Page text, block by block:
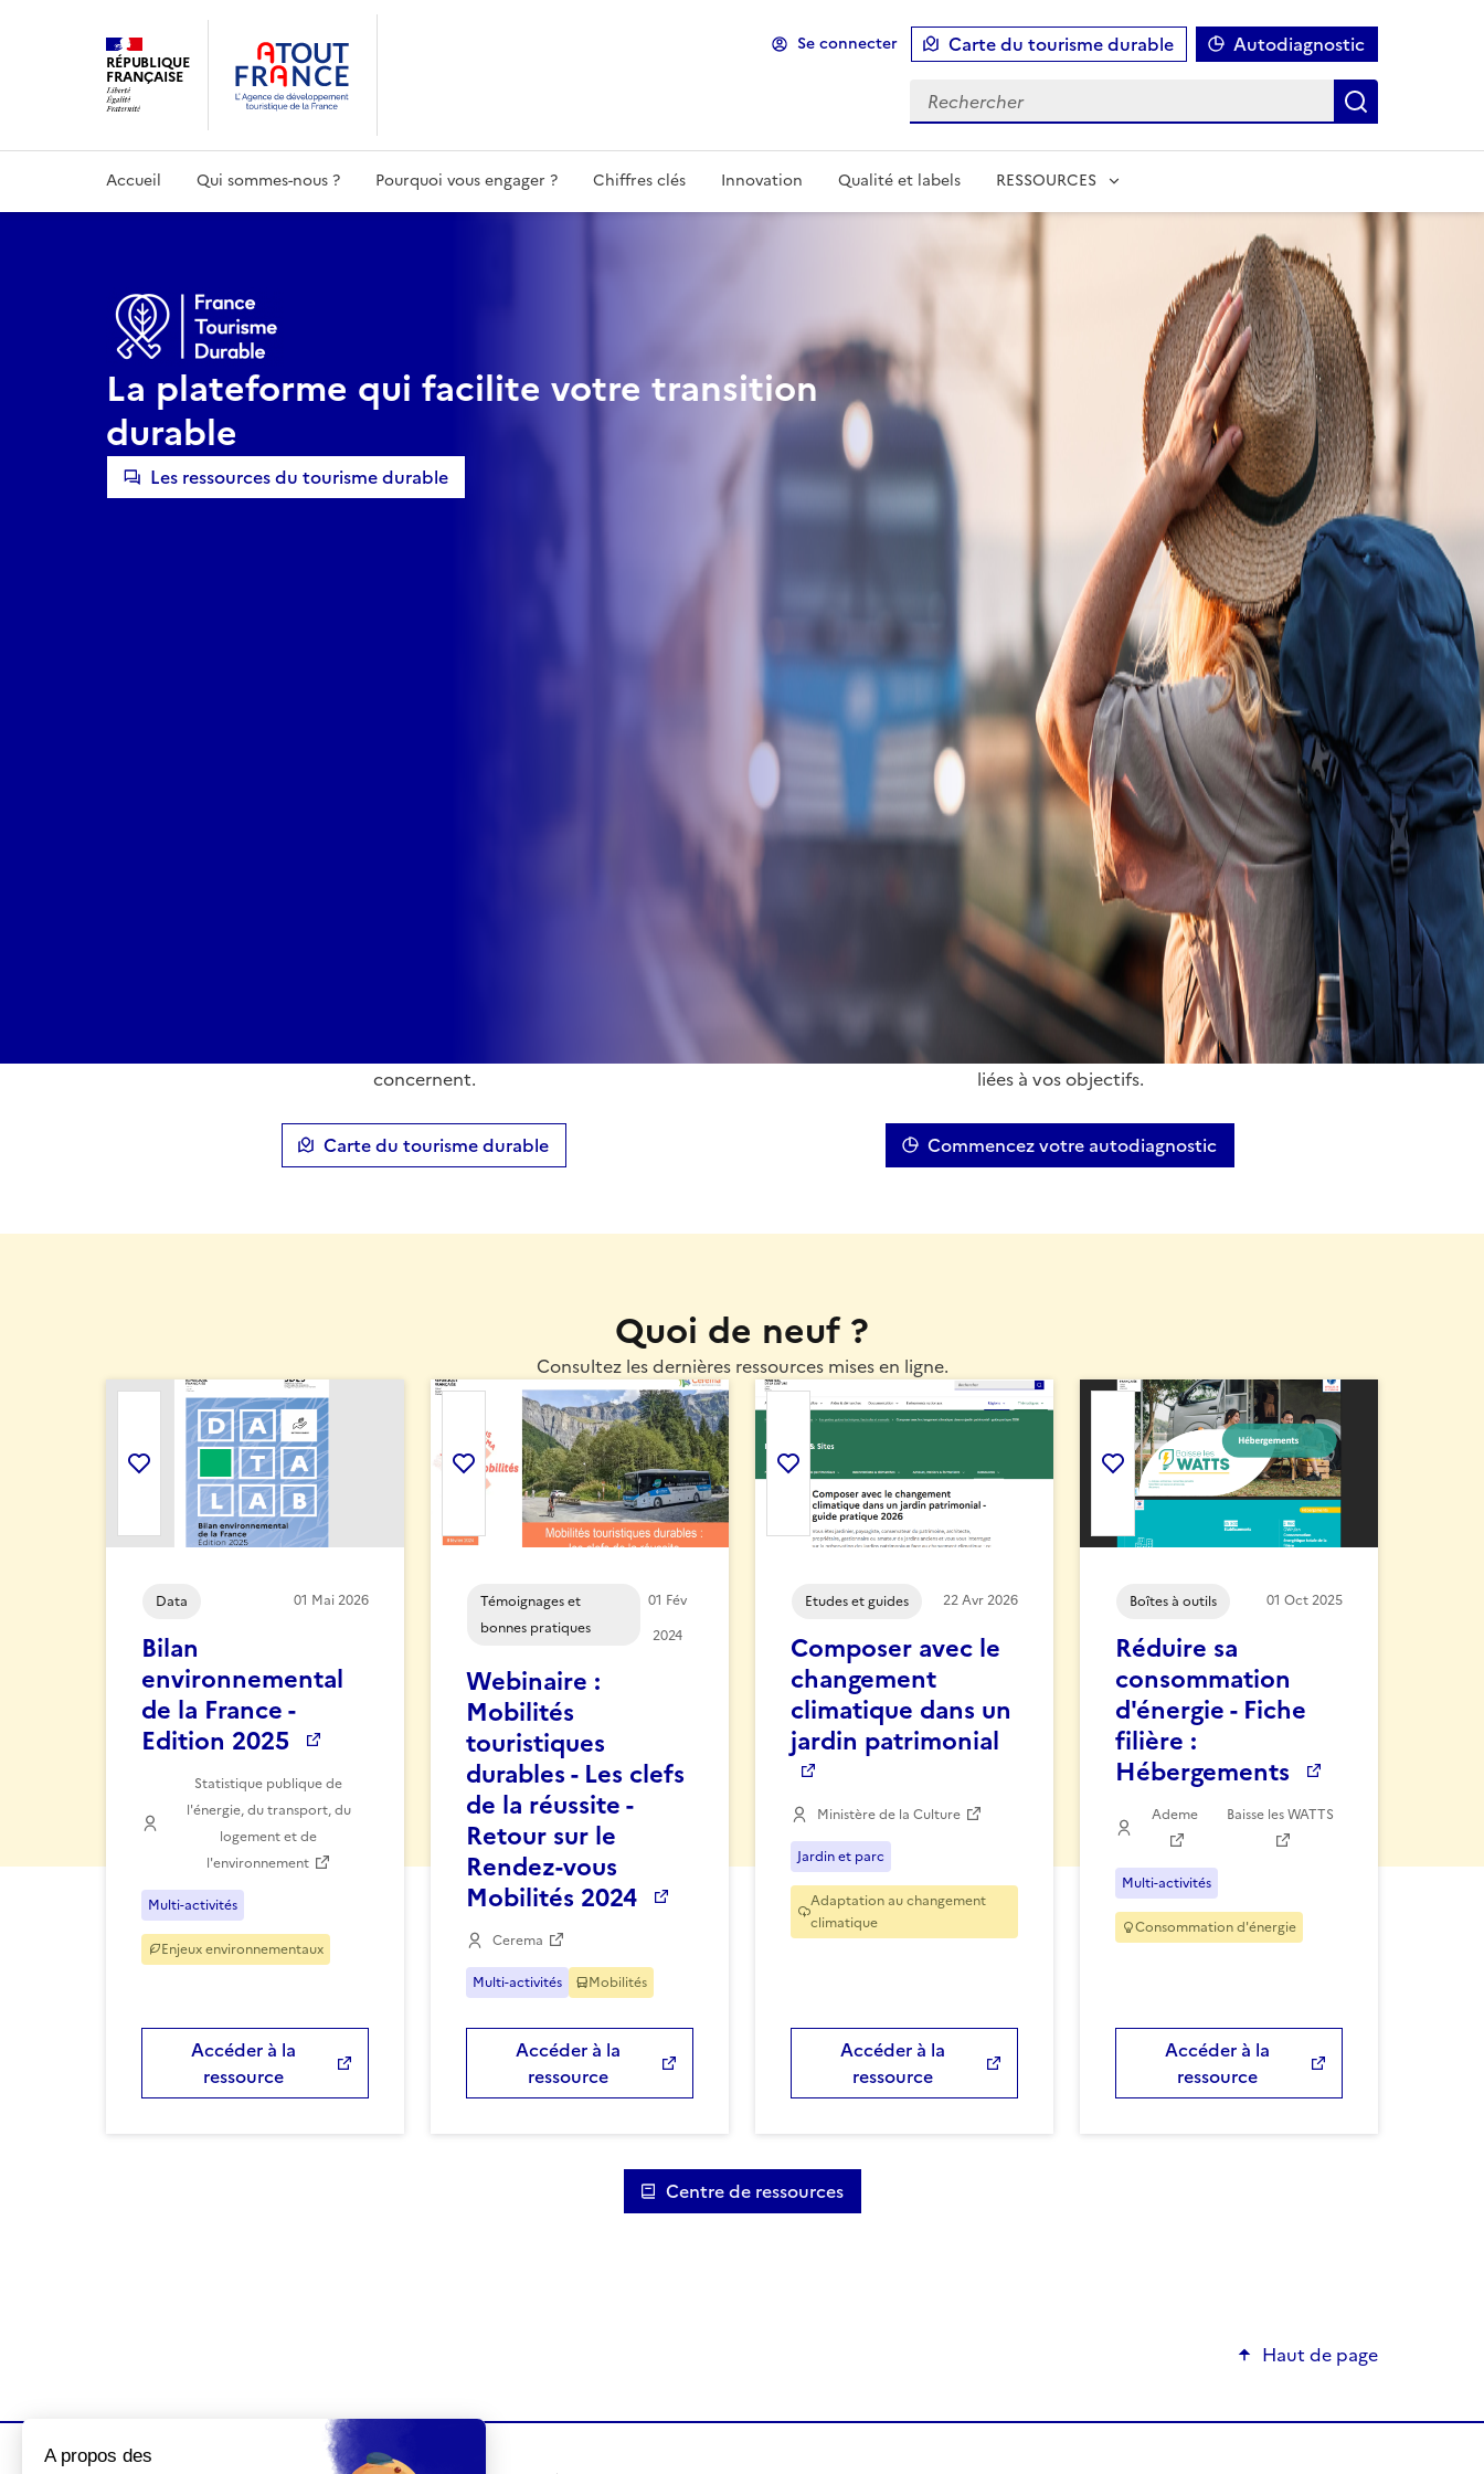
RÉPUBLIQUE
FRANÇAISE
Se connecter Carte du tourisme durable
Autodiagnostic
Rechercher
Accueil Qui sommes-nous ? Pourquoi vous engager ? Chiffres clés Innovation Qualité et labels RESSOURCES
La plateforme qui facilite votre transition
durable
Les ressources du tourisme durable
concernent.
Carte du tourisme durable
Où en êtes-vous ?
S'évaluer pour progresser dans vos démarches. France tourisme
durable vous permet de faire un état des lieux de vos
engagements pour vous proposer des ressources personnalisées
liées à vos objectifs.
Commencez votre autodiagnostic
Quoi de neuf ?
Consultez les dernières ressources mises en ligne.
Data 01 Mai2026
Bilan
environnemental
de la France -
Edition 2025
Statistique publique de
l'énergie, du transport, du
logement et de
l'environnement
Multi-activités
Enjeux environnementaux
Accéder à la
ressource
Ajouter la ressource aux favoris
Témoignages et
bonnes pratiques
01 Fév
2024
Webinaire :
Mobilités
touristiques
durables - Les clefs
de la réussite -
Retour sur le
Rendez-vous
Mobilités 2024
Cerema
Multi-activités Mobilités
Accéder à la
ressource
Ajouter la ressource aux favoris
Etudes et guides 22Avr2026
Composer avec le
changement
climatique dans un
jardin patrimonial
Ministère de la Culture
Jardin et parc
Adaptation au changement
climatique
Accéder à la
ressource
Ajouter la ressource aux favoris
Boîtes à outils 01 Oct2025
Réduire sa
consommation
d'énergie - Fiche
filière :
Hébergements
Ademe Baisse les WATTS
Multi-activités
Consommation d'énergie
Accéder à la
ressource
Ajouter la ressource aux favoris
Centre de ressources
Haut de page